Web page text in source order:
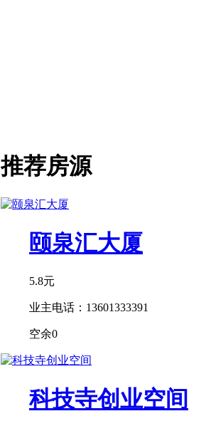
推荐房源
颐泉汇大厦
5.8元
业主电话： 13601333391
空余0
科技寺创业空间